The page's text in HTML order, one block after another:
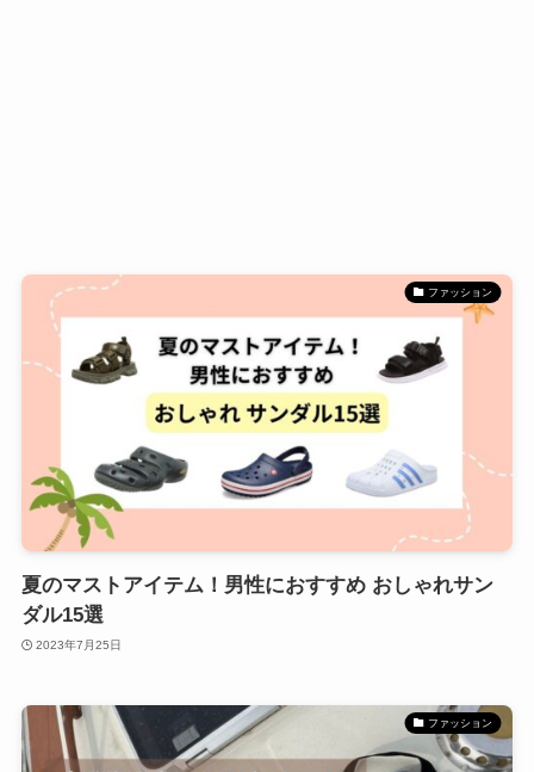
ファッション
夏のマストアイテム！男性におすすめ おしゃれサン
ダル15選
2023年7月25日
ファッション